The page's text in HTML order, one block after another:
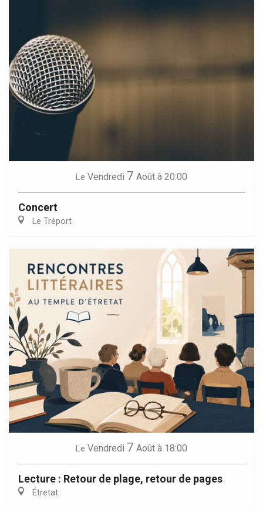
Le Vendredi 7 Août à 20:00
Concert
Le Tréport
Le Vendredi 7 Août à 18:00
Lecture : Retour de plage, retour de pages
Étretat